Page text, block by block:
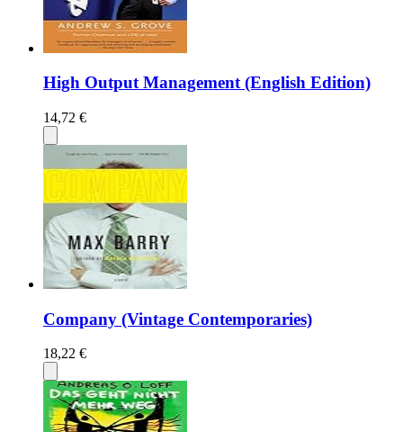
High Output Management (English Edition)
14,72 €
Company (Vintage Contemporaries)
18,22 €